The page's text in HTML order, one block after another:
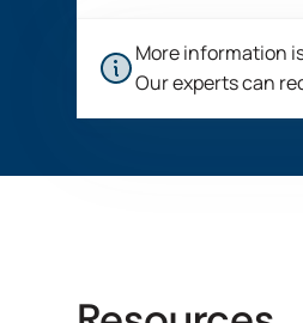
aliphatique prêt à l'emploi,
bords et des faces et
More information
Our experts can